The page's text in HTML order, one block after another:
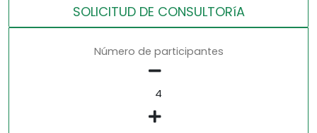
SOLICITUD DE CONSULTORíA
Número de participantes